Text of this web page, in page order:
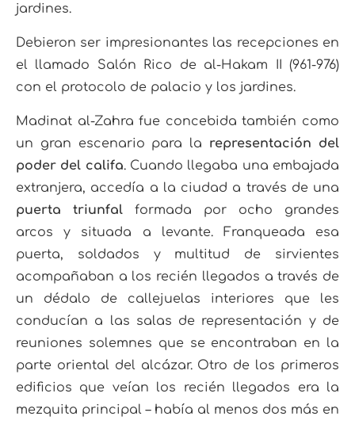
jardines.
Debieron ser impresionantes las recepciones en
el llamado Salón Rico de al-Hakam II (961-976)
con el protocolo de palacio y los jardines.
Madinat al-Zahra fue concebida también como
un gran escenario para la representación del
poder del califa. Cuando llegaba una embajada
extranjera, accedía a la ciudad a través de una
puerta triunfal formada por ocho grandes
arcos y situada a levante. Franqueada esa
puerta, soldados y multitud de sirvientes
acompañaban a los recién llegados a través de
un dédalo de callejuelas interiores que les
conducían a las salas de representación y de
reuniones solemnes que se encontraban en la
parte oriental del alcázar. Otro de los primeros
edificios que veían los recién llegados era la
mezquita principal – había al menos dos más en